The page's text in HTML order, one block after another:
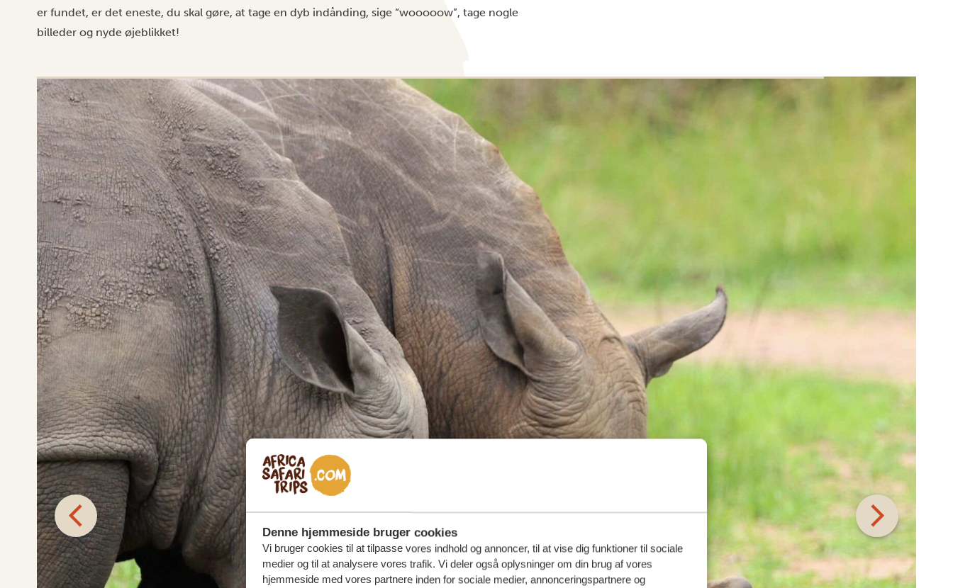
Denne hjemmeside bruger cookies
Vi bruger cookies til at tilpasse vores indhold og annoncer, til at vise dig funktioner til sociale
medier og til at analysere vores trafik. Vi deler også oplysninger om din brug af vores
hjemmeside med vores partnere inden for sociale medier, annonceringspartnere og
er fundet, er det eneste, du skal gøre, at tage en dyb indånding, sige “wooooow”, tage nogle
billeder og nyde øjeblikket!